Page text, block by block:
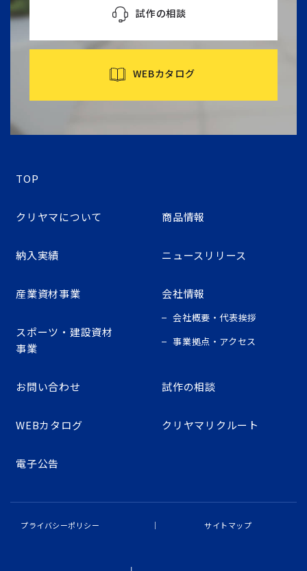
試作の相談
WEBカタログ
TOP
クリヤマについて 商品情報
納入実績 ニュースリリース
産業資材事業
スポーツ・建設資材
事業
会社情報
会社概要・代表挨拶
事業拠点・アクセス
お問い合わせ 試作の相談
WEBカタログ クリヤマリクルート
電子公告
プライバシーポリシー サイトマップ